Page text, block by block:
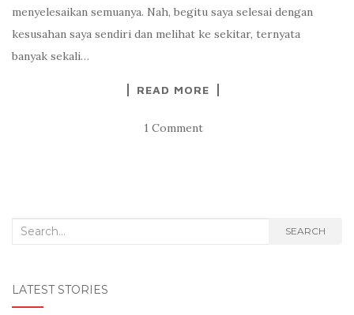
menyelesaikan semuanya. Nah, begitu saya selesai dengan
kesusahan saya sendiri dan melihat ke sekitar, ternyata
banyak sekali…
READ MORE
1 Comment
Search for: SEARCH
LATEST STORIES